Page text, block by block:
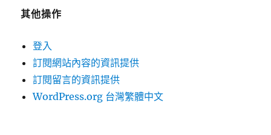
其他操作
登入
訂閱網站內容的資訊提供
訂閱留言的資訊提供
WordPress.org 台灣繁體中文